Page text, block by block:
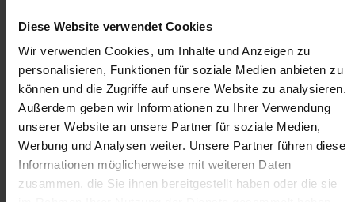
Diese Website verwendet Cookies
Wir verwenden Cookies, um Inhalte und Anzeigen zu
personalisieren, Funktionen für soziale Medien anbieten zu
können und die Zugriffe auf unsere Website zu analysieren.
Außerdem geben wir Informationen zu Ihrer Verwendung
unserer Website an unsere Partner für soziale Medien,
Werbung und Analysen weiter. Unsere Partner führen diese
Informationen möglicherweise mit weiteren Daten
zusammen, die Sie ihnen bereitgestellt haben oder die sie
Deine Aufgaben
Telefonische und schriftliche Unterstützung von Nutzern bei
technischen Fragen
Aufnahme, Dokumentation und Nachverfolgung von
Anfragen
Eigenständige Umsetzung erster Lösungen oder gezielte
Weiterleitung an die zuständigen Fachabteilungen
Schritt-für-Schritt-Unterstützung von Nutzern bei der